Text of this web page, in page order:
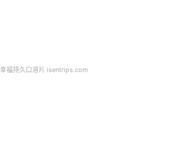
福持久口溶片 isentrips.com